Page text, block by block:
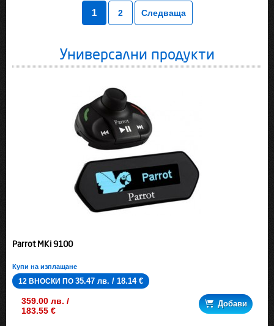
1 2 Следваща
Универсални продукти
Parrot MKi 9100
Купи на изплащане
12 ВНОСКИ ПО 35.47 лв. / 18.14 €
359.00 лв. /
183.55 €
Добави